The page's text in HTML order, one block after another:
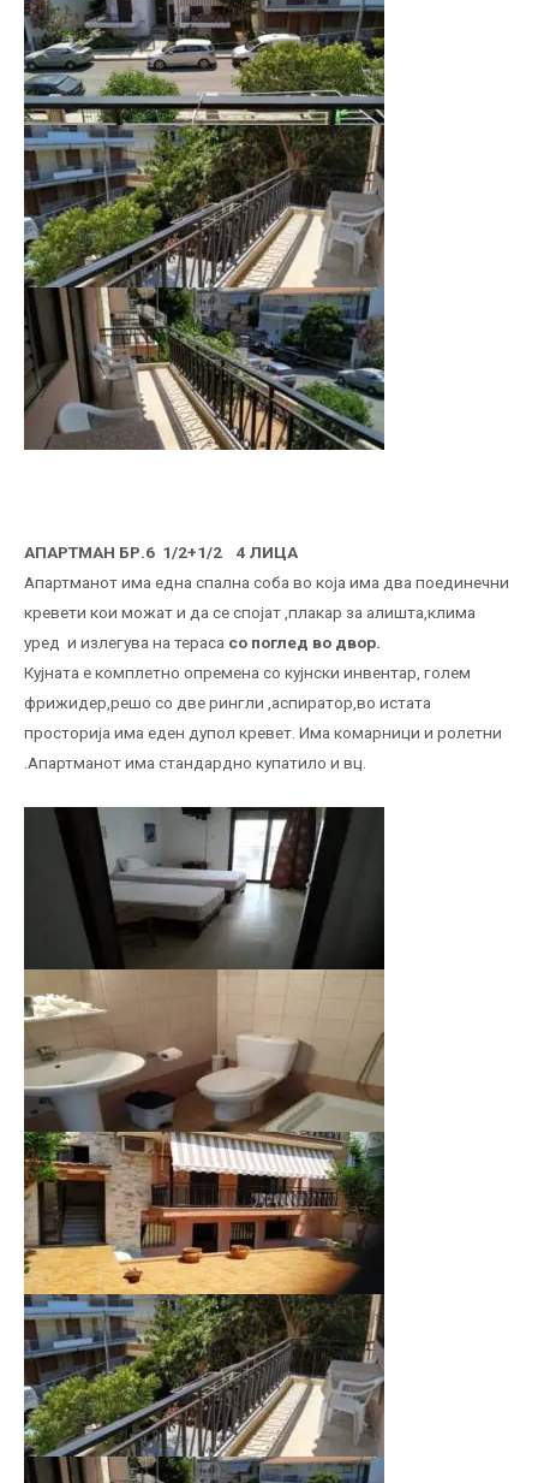
АПАРТМАН БР.6 1/2+1/2 4 ЛИЦА
Апартманот има една спална соба во која има два поединечни
кревети кои можат и да се спојат ,плакар за алишта,клима
уред и излегува на тераса со поглед во двор.
Кујната е комплетно опремена со кујнски инвентар, голем
фрижидер,решо со две рингли ,аспиратор,во истата
просторија има еден дупол кревет. Има комарници и ролетни
.Апартманот има стандардно купатило и вц.